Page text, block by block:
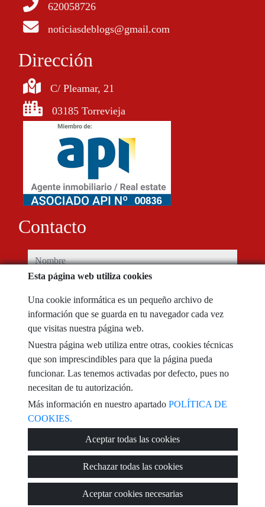
620058726
noticiasdeblogs@gmail.com
Dirección
C/ Pleamar, 21
03185 Torrevieja
Contacto
nombre
e-mail
He leído y acepto las condiciones de uso y política de privacidad
mensaje
Esta página web utiliza cookies
Una cookie informática es un pequeño archivo de
información que se guarda en tu navegador cada vez
que visitas nuestra página web.
Nuestra página web utiliza entre otras, cookies técnicas
que son imprescindibles para que la página pueda
funcionar. Las tenemos activadas por defecto, pues no
necesitan de tu autorización.
Más información en nuestro apartado POLÍTICA DE
COOKIES.
Aceptar todas las cookies
Rechazar todas las cookies
Aceptar cookies necesarias